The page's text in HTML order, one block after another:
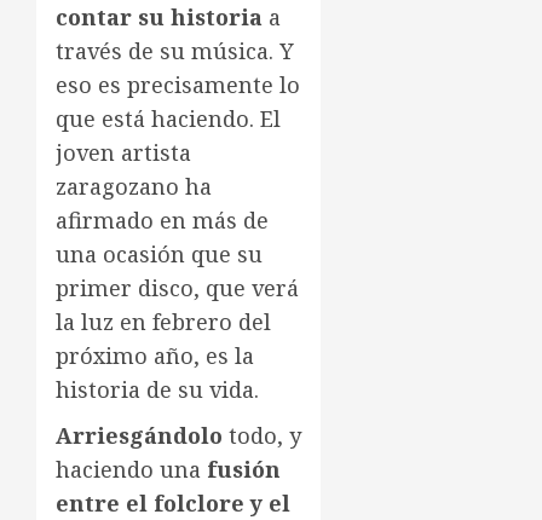
contar su historia a
través de su música. Y
eso es precisamente lo
que está haciendo. El
joven artista
zaragozano ha
afirmado en más de
una ocasión que su
primer disco, que verá
la luz en febrero del
próximo año, es la
historia de su vida.
Arriesgándolo todo, y
haciendo una fusión
entre el folclore y el